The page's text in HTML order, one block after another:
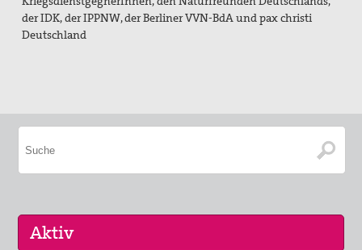
der IDK, der IPPNW, der Berliner VVN-BdA und pax christi
Deutschland